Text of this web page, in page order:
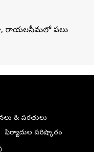
రాయలసీమలో పలు
& షరతులు
ఫిర్యాదుల పరిష్కారం